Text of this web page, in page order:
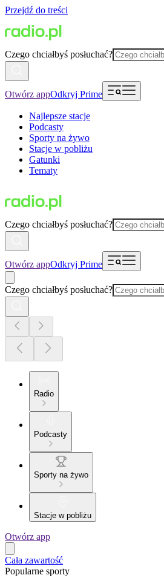
Przejdź do treści
Czego chciałbyś posłuchać?
Otwórz appOdkryj Prime
Najlepsze stacje
Podcasty
Sporty na żywo
Stacje w pobliżu
Gatunki
Tematy
Czego chciałbyś posłuchać?
Otwórz appOdkryj Prime
Czego chciałbyś posłuchać?
Radio
Podcasty
Sporty na żywo
Stacje w pobliżu
Otwórz app
Cała zawartość
Popularne sporty